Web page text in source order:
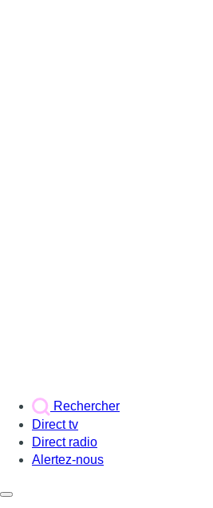
Rechercher
Direct tv
Direct radio
Alertez-nous